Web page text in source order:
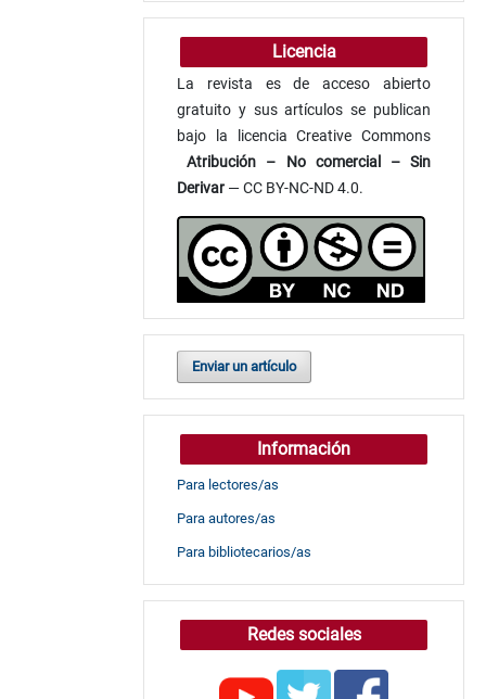
Licencia
La revista es de acceso abierto
gratuito y sus artículos se publican
bajo la licencia Creative Commons
Atribución – No comercial – Sin
Derivar — CC BY-NC-ND 4.0.
Enviar un artículo
Información
Para lectores/as
Para autores/as
Para bibliotecarios/as
Redes sociales